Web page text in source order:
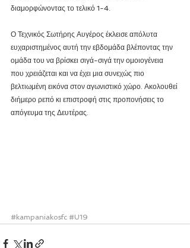
διαμορφώνοντας το τελικό 1-4.
Ο Τεχνικός Σωτήρης Αυγέρος έκλεισε απόλυτα
ευχαριστημένος αυτή την εβδομάδα βλέποντας την
ομάδα του να βρίσκει σιγά-σιγά την ομοιογένεια
που χρειάζεται και να έχει μια συνεχώς πιο
βελτιωμένη εικόνα στον αγωνιστικό χώρο. Ακολουθεί
διήμερο ρεπό κι επιστροφή στις προπονήσεις το
απόγευμα της Δευτέρας.
#kampaniakosfc #U19